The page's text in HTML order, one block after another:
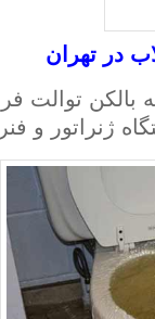
در تهران
بالکن
ژنراتور و